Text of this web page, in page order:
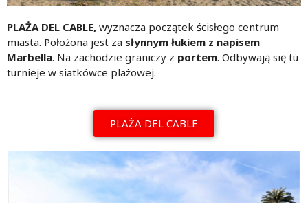
PLAŻA DEL CABLE, wyznacza początek ścisłego centrum
miasta. Położona jest za słynnym łukiem z napisem
Marbella. Na zachodzie graniczy z portem. Odbywają się tu
turnieje w siatkówce plażowej.
PLAŻA DEL CABLE